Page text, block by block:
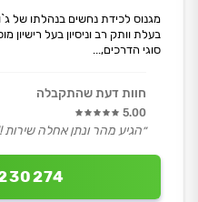
מגנוס לכידת נחשים בנהלתו של
בעלת וותק רב וניסיון בעל
סוגי הדרכים,...
חוות דעת שהתקבלה
5.00
״הגיע מהר ונתן אחלה שירות